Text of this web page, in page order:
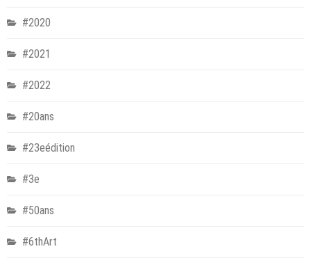
#2020
#2021
#2022
#20ans
#23eédition
#3e
#50ans
#6thArt